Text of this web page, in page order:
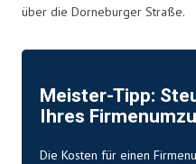
über die Dorneburger Straße.
Meister-Tipp:
Ihres
Die Kosten für einen